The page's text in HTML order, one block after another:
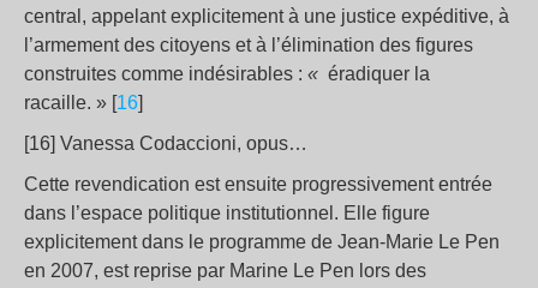
central, appelant explicitement à une justice expéditive, à
l’armement des citoyens et à l’élimination des figures
construites comme indésirables : « éradiquer la
racaille. » [16]
[16] Vanessa Codaccioni, opus…
Cette revendication est ensuite progressivement entrée
dans l’espace politique institutionnel. Elle figure
explicitement dans le programme de Jean-Marie Le Pen
en 2007, est reprise par Marine Le Pen lors des